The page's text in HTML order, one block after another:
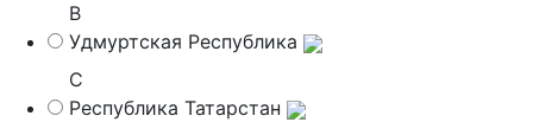
B
Удмуртская Республика
C
Республика Татарстан